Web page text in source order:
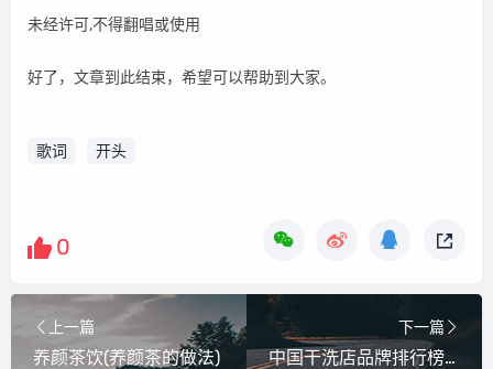
未经许可,不得翻唱或使用
好了，文章到此结束，希望可以帮助到大家。
歌词 开头
0
上一篇
养颜茶饮(养颜茶的做法)
下一篇
中国干洗店品牌排行榜前十名(干洗机品牌十大排行榜)